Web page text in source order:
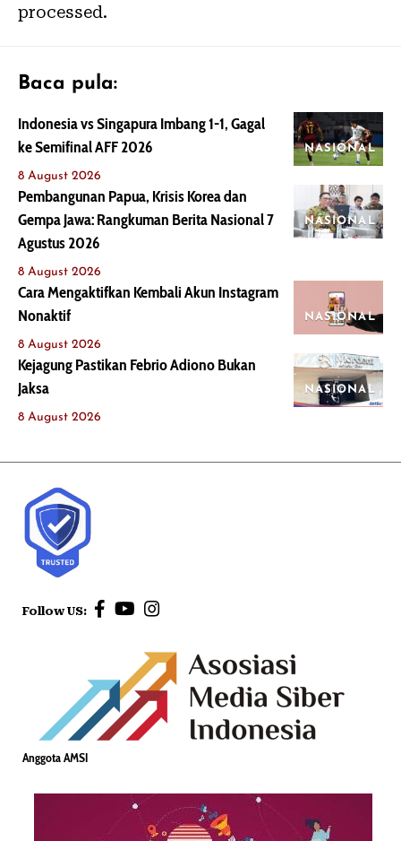
processed.
Baca pula:
NASIONAL
Indonesia vs Singapura Imbang 1-1, Gagal
ke Semifinal AFF 2026
8 August 2026
NASIONAL
Pembangunan Papua, Krisis Korea dan
Gempa Jawa: Rangkuman Berita Nasional 7
Agustus 2026
8 August 2026
NASIONAL
Cara Mengaktifkan Kembali Akun Instagram
Nonaktif
8 August 2026
NASIONAL
Kejagung Pastikan Febrio Adiono Bukan
Jaksa
8 August 2026
Follow US:
Anggota AMSI